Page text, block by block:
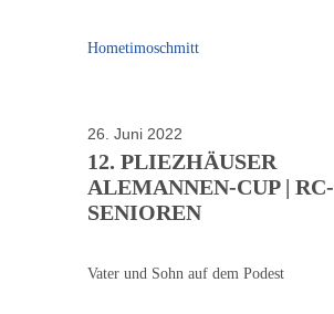
Hometimoschmitt
26. Juni 2022
12. PLIEZHÄUSER
ALEMANNEN-CUP | RC-
SENIOREN
Vater und Sohn auf dem Podest